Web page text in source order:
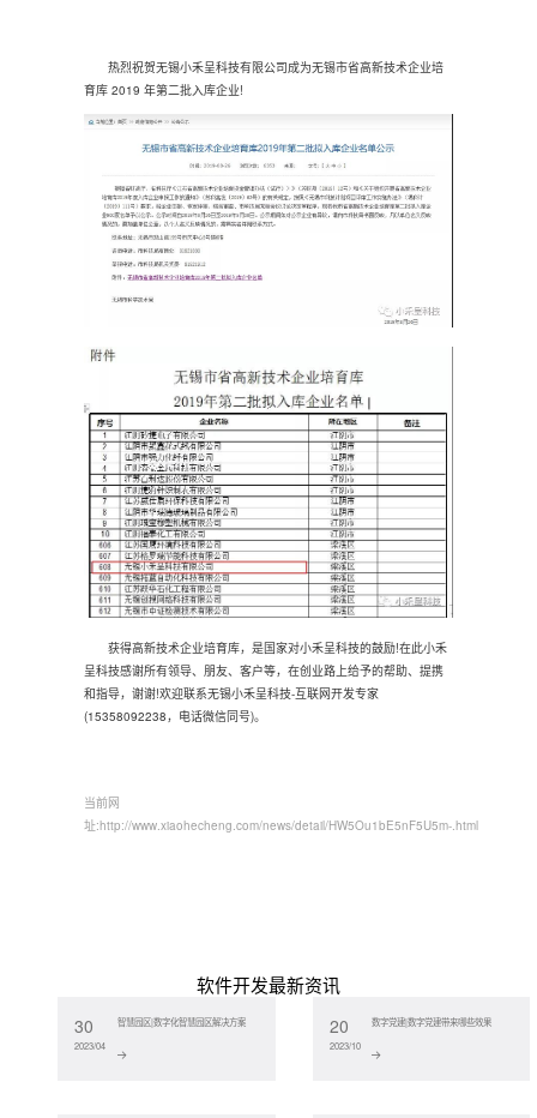
热烈祝贺无锡小禾呈科技有限公司成为无锡市省高新技术企业培
育库 2019 年第二批入库企业!
获得高新技术企业培育库，是国家对小禾呈科技的鼓励!在此小禾
呈科技感谢所有领导、朋友、客户等，在创业路上给予的帮助、提携
和指导，谢谢!欢迎联系无锡小禾呈科技-互联网开发专家
(15358092238，电话微信同号)。
当前网
址:http://www.xiaohecheng.com/news/detail/HW5Ou1bE5nF5U5m-.html
软件开发最新资讯
30
2023/04
智慧园区|数字化智慧园区解决方案 20
2023/10
数字党建|数字党建带来哪些效果